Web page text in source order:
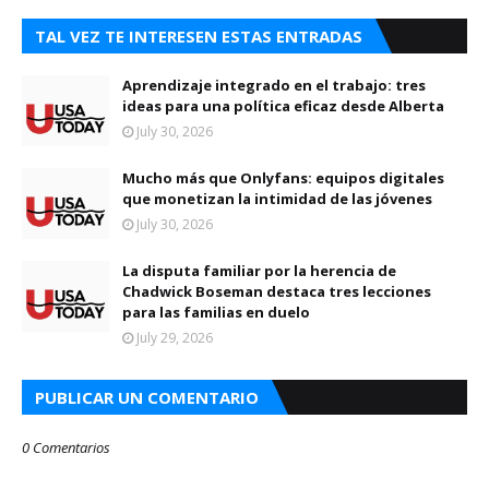
TAL VEZ TE INTERESEN ESTAS ENTRADAS
Aprendizaje integrado en el trabajo: tres
ideas para una política eficaz desde Alberta
July 30, 2026
Mucho más que Onlyfans: equipos digitales
que monetizan la intimidad de las jóvenes
July 30, 2026
La disputa familiar por la herencia de
Chadwick Boseman destaca tres lecciones
para las familias en duelo
July 29, 2026
PUBLICAR UN COMENTARIO
0 Comentarios